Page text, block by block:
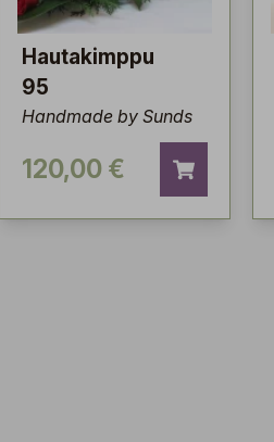
Hautakimppu
95
Handmade by Sunds
120,00 €